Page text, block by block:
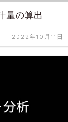
量の算出
2022年10月11日